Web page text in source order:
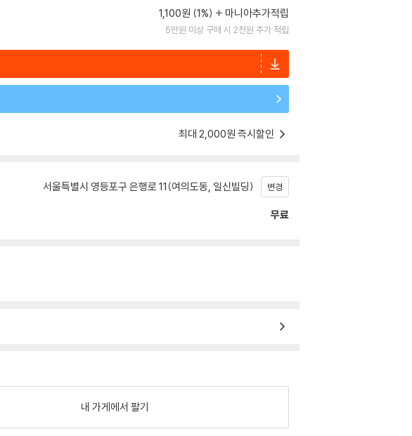
1,100원 (1%) 마니아추가적립
5만원 이상 구매 시 2천원 추가 적립
최대 2,000원 즉시할인
서울특별시 영등포구 은행로 11(여의도동, 일신빌딩) 변경
무료
내 가게에서 팔기